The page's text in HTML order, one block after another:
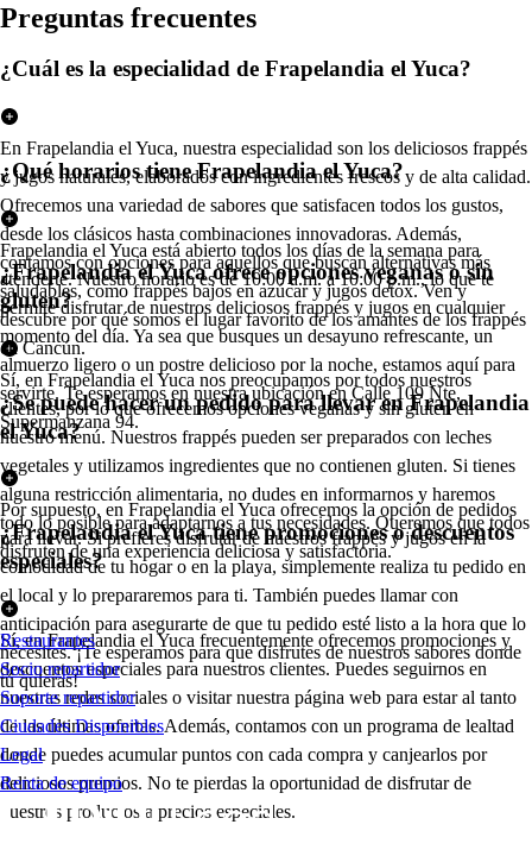
Preguntas frecuentes
¿Cuál es la especialidad de Frapelandia el Yuca?
En Frapelandia el Yuca, nuestra especialidad son los deliciosos frappés
y jugos naturales, elaborados con ingredientes frescos y de alta calidad.
Ofrecemos una variedad de sabores que satisfacen todos los gustos,
desde los clásicos hasta combinaciones innovadoras. Además,
contamos con opciones para aquellos que buscan alternativas más
saludables, como frappés bajos en azúcar y jugos detox. Ven y
descubre por qué somos el lugar favorito de los amantes de los frappés
en Cancún.
¿Qué horarios tiene Frapelandia el Yuca?
Frapelandia el Yuca está abierto todos los días de la semana para
atenderte. Nuestro horario es de 10:00 a.m. a 10:00 p.m., lo que te
permite disfrutar de nuestros deliciosos frappés y jugos en cualquier
momento del día. Ya sea que busques un desayuno refrescante, un
almuerzo ligero o un postre delicioso por la noche, estamos aquí para
servirte. Te esperamos en nuestra ubicación en Calle 109 Nte,
Supermanzana 94.
¿Frapelandia el Yuca ofrece opciones veganas o sin
gluten?
Sí, en Frapelandia el Yuca nos preocupamos por todos nuestros
clientes, por lo que ofrecemos opciones veganas y sin gluten en
nuestro menú. Nuestros frappés pueden ser preparados con leches
vegetales y utilizamos ingredientes que no contienen gluten. Si tienes
alguna restricción alimentaria, no dudes en informarnos y haremos
todo lo posible para adaptarnos a tus necesidades. Queremos que todos
disfruten de una experiencia deliciosa y satisfactoria.
¿Se puede hacer un pedido para llevar en Frapelandia
el Yuca?
Por supuesto, en Frapelandia el Yuca ofrecemos la opción de pedidos
para llevar. Si prefieres disfrutar de nuestros frappés y jugos en la
comodidad de tu hogar o en la playa, simplemente realiza tu pedido en
el local y lo prepararemos para ti. También puedes llamar con
anticipación para asegurarte de que tu pedido esté listo a la hora que lo
necesites. ¡Te esperamos para que disfrutes de nuestros sabores donde
tú quieras!
¿Frapelandia el Yuca tiene promociones o descuentos
especiales?
Sí, en Frapelandia el Yuca frecuentemente ofrecemos promociones y
descuentos especiales para nuestros clientes. Puedes seguirnos en
nuestras redes sociales o visitar nuestra página web para estar al tanto
de las últimas ofertas. Además, contamos con un programa de lealtad
donde puedes acumular puntos con cada compra y canjearlos por
deliciosos premios. No te pierdas la oportunidad de disfrutar de
nuestros productos a precios especiales.
Restaurantes
Socio repartidor
Soporte repartidor
Ciudades Disponibles
Legal
Renta de equipo